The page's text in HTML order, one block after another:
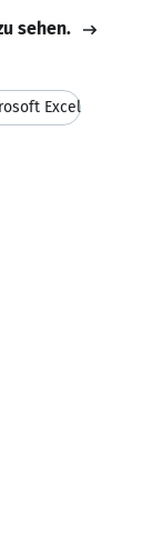
sehen.
Excel